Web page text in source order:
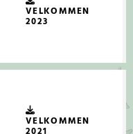
VELKOMMEN
2023
VELKOMMEN